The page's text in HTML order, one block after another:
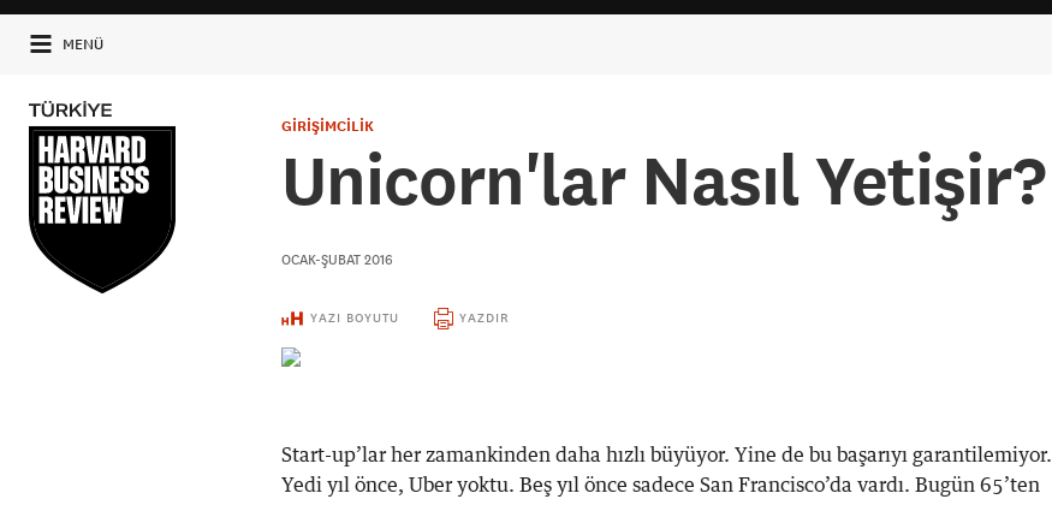
MENÜ
GİRİŞİMCİLİK
Unicorn'lar Nasıl Yetişir?
OCAK-ŞUBAT 2016
YAZI BOYUTU YAZDIR
Start-up’lar her zamankinden daha hızlı büyüyor. Yine de bu başarıyı garantilemiyor.
Yedi yıl önce, Uber yoktu. Beş yıl önce sadece San Francisco’da vardı. Bugün 65’ten